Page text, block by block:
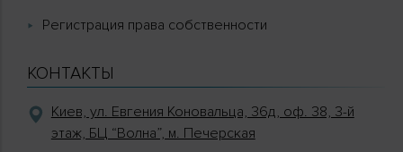
Регистрация права собственности
КОНТАКТЫ
Киев, ул. Евгения Коновальца, 36д, оф. 38, 3-й
этаж, БЦ “Волна”, м. Печерская